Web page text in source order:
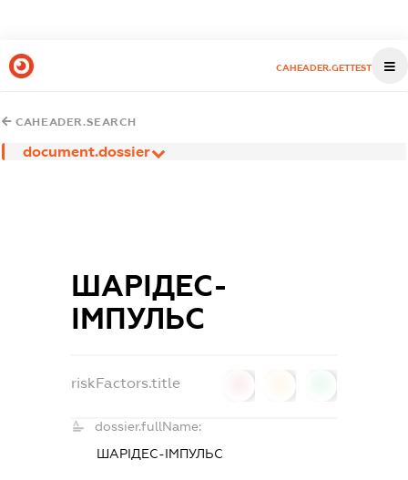
CAHEADER.GETTEST
CAHEADER.SEARCH
document.dossier
ШАРІДЕС-
ІМПУЛЬС
riskFactors.title
dossier.fullName:
ШАРІДЕС-ІМПУЛЬС